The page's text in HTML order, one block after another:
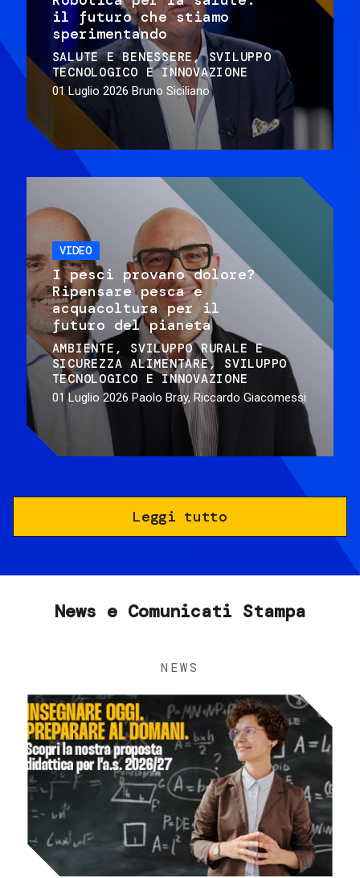
il futuro che stiamo
sperimentando
SALUTE E BENESSERE
SVILUPPO
TECNOLOGICO E INNOVAZIONE
01 Luglio 2026 Bruno Siciliano
VIDEO
I pesci provano dolore?
Ripensare pesca e
acquacoltura per il
futuro del pianeta
AMBIENTE
SVILUPPO RURALE E
SICUREZZA ALIMENTARE
SVILUPPO
TECNOLOGICO E INNOVAZIONE
01 Luglio 2026 Paolo Bray, Riccardo Giacomessi
Leggi tutto
News e Comunicati Stampa
NEWS